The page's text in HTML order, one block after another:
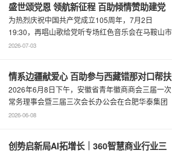
盛世颂党恩 领航新征程 百助倾情赞助建党
105周年文艺展演
为热烈庆祝中国共产党成立105周年，7月2日
19:30，再唱山歌给党听专场红色音乐会在马鞍山市
工人文化宫职工剧场精彩上演。本场音乐会由 ...
2026-07-03
情系边疆献爱心 百助参与西藏错那对口帮扶
行动
2026年6月8日下午，安徽省青年徽商商会三届一次
常务理事会暨三届三次会长办公会在合肥华泰集团
召开。...
2026-06-08
创势启新局AI拓增长｜360智慧商业行业三